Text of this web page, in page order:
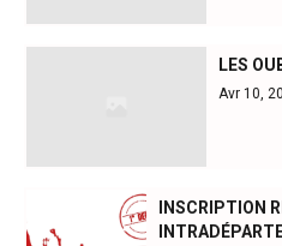
LES
Avr 10,
INSCRIPTION